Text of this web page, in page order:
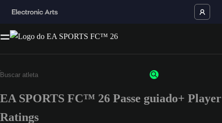
EA SPORTS FC™ 26 Passe guiado+ Player
Ratings